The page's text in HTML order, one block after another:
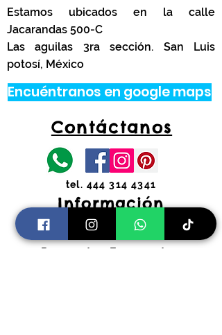
Estamos ubicados en la calle
Jacarandas 500-C
Las aguilas 3ra sección. San Luis
potosí, México
Contáctanos
tel. 444 314 4341
Información
Costos de envíos y
devoluciones
Preguntas Frecuentes
Encuéntranos en google maps